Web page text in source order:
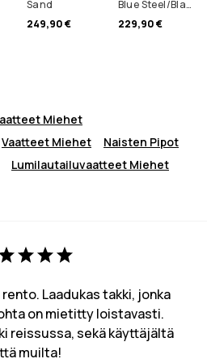
Sand
249,90 €
Blue Steel/Black
229,90 €
Miehet
Vaatteet Miehet
Naisten Pipot
Lumilautailuvaatteet Miehet
Laadukas takki, jonka
on mietitty loistavasti.
reissussa, sekä käyttäjältä
muilta!